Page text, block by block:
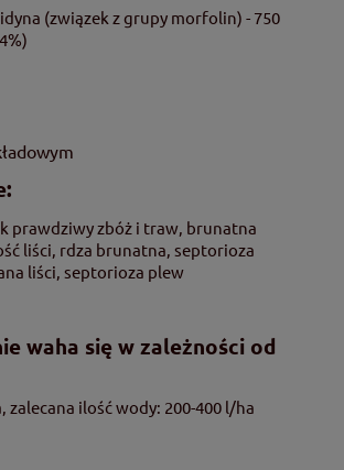
(związek z grupy morfolin) - 750
prawdziwy zbóż i traw, brunatna
liści, rdza brunatna, septorioza
liści, septorioza plew
waha się w zależności od
zalecana ilość wody: 200-400 l/ha